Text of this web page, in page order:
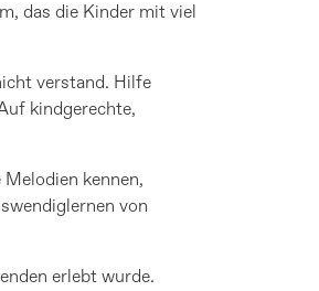
das die Kinder mit viel
verstand. Hilfe
kindgerechte,
kennen,
von
erlebt wurde.